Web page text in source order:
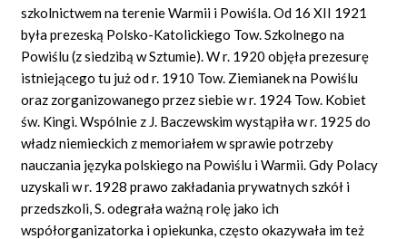
szkolnictwem na terenie Warmii i Powiśla. Od 16 XII 1921
była prezeską Polsko-Katolickiego Tow. Szkolnego na
Powiślu (z siedzibą w Sztumie). W r. 1920 objęła prezesurę
istniejącego tu już od r. 1910 Tow. Ziemianek na Powiślu
oraz zorganizowanego przez siebie w r. 1924 Tow. Kobiet
św. Kingi. Wspólnie z J. Baczewskim wystąpiła w r. 1925 do
władz niemieckich z memoriałem w sprawie potrzeby
nauczania języka polskiego na Powiślu i Warmii. Gdy Polacy
uzyskali w r. 1928 prawo zakładania prywatnych szkół i
przedszkoli, S. odegrała ważną rolę jako ich
współorganizatorka i opiekunka, często okazywała im też